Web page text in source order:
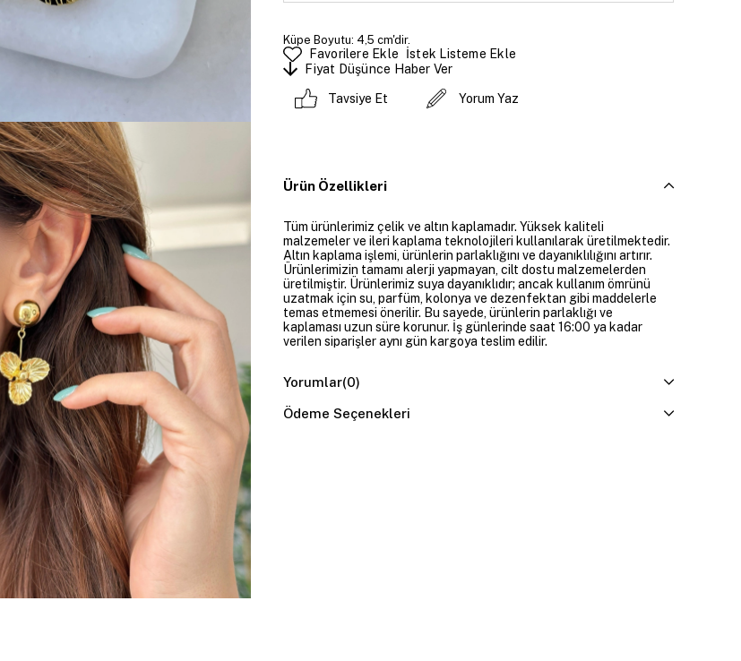
Küpe Boyutu: 4,5 cm'dir.
Favorilere Ekle
İstek Listeme Ekle
Fiyat Düşünce Haber Ver
Tavsiye Et Yorum Yaz
Ürün Özellikleri
Tüm ürünlerimiz çelik ve altın kaplamadır. Yüksek kaliteli
malzemeler ve ileri kaplama teknolojileri kullanılarak üretilmektedir.
Altın kaplama işlemi, ürünlerin parlaklığını ve dayanıklılığını artırır.
Ürünlerimizin tamamı alerji yapmayan, cilt dostu malzemelerden
üretilmiştir. Ürünlerimiz suya dayanıklıdır; ancak kullanım ömrünü
uzatmak için su, parfüm, kolonya ve dezenfektan gibi maddelerle
temas etmemesi önerilir. Bu sayede, ürünlerin parlaklığı ve
kaplaması uzun süre korunur. İş günlerinde saat 16:00 ya kadar
verilen siparişler aynı gün kargoya teslim edilir.
Yorumlar(0)
Ödeme Seçenekleri